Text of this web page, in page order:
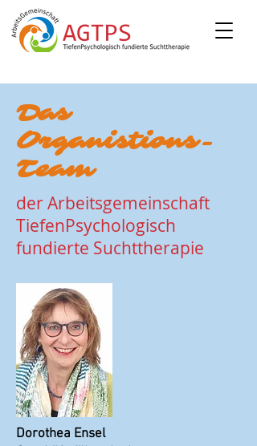
Das
Organistions-
Team
der Arbeitsgemeinschaft
TiefenPsychologisch
fundierte Suchttherapie
Dorothea Ensel